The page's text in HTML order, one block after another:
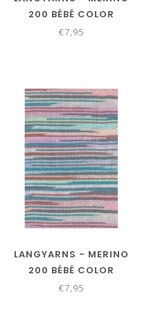
200 BÉBÉ COLOR
155.0602
€7,95
LANGYARNS - MERINO
200 BÉBÉ COLOR
155.0604
€7,95